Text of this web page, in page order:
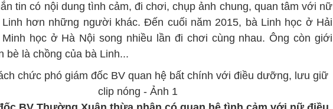
tin có nội dung tình cảm, đi chơi, chụp ảnh chung, quan tâm với nữ
hơn những người khác. Đến cuối năm 2015, bà Linh học ở Hải
Minh học ở Hà Nội song nhiều lần đi chơi cùng nhau. Ông còn giới
bè là chồng của bà Linh...